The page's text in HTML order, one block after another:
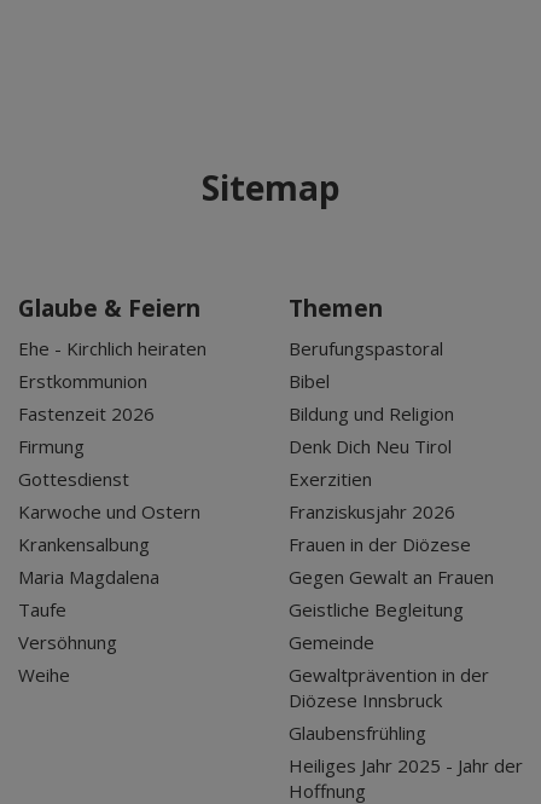
Sitemap
Glaube & Feiern
Ehe - Kirchlich heiraten
Erstkommunion
Fastenzeit 2026
Firmung
Gottesdienst
Karwoche und Ostern
Krankensalbung
Maria Magdalena
Taufe
Versöhnung
Weihe
Themen
Berufungspastoral
Bibel
Bildung und Religion
Denk Dich Neu Tirol
Exerzitien
Franziskusjahr 2026
Frauen in der Diözese
Gegen Gewalt an Frauen
Geistliche Begleitung
Gemeinde
Gewaltprävention in der
Diözese Innsbruck
Glaubensfrühling
Heiliges Jahr 2025 - Jahr der
Hoffnung